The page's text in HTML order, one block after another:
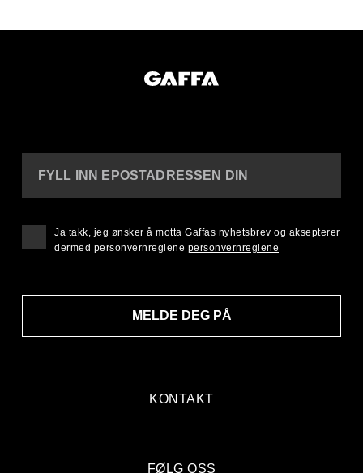
KONTAKT
FYLL INN EPOSTADRESSEN DIN
MELDE DEG PÅ
Ja takk, jeg ønsker å motta Gaffas nyhetsbrev og aksepterer
dermed personvernreglene personvernreglene
FØLG OSS